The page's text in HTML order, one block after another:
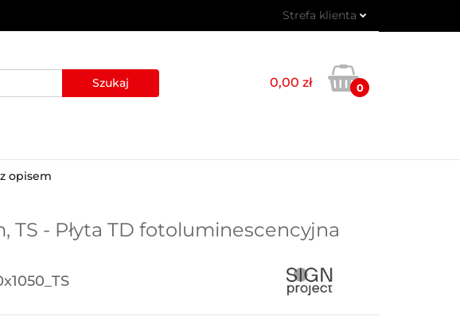
Strefa klienta
Zarejestruj się
Dodaj zgłoszenie
0,00 zł 0
opisem
- Płyta TD fotoluminescencyjna